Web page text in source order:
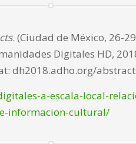
. (Ciudad de México, 26-
Digitales HD,
dh2018.adho.org/
a-escala-local-
informacion-cultural/